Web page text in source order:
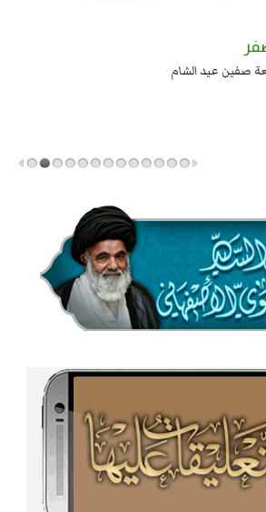
علي بن الحسين عليهما السلام قتل صاحب الزنج